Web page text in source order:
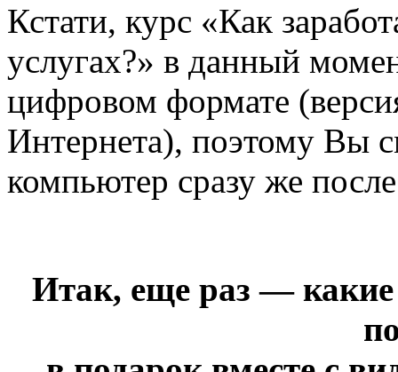
Кстати, курс «Как
услугах?» в данный
цифровом формате
Интернета), поэтому Вы
компьютер сразу же
Итак, еще раз —